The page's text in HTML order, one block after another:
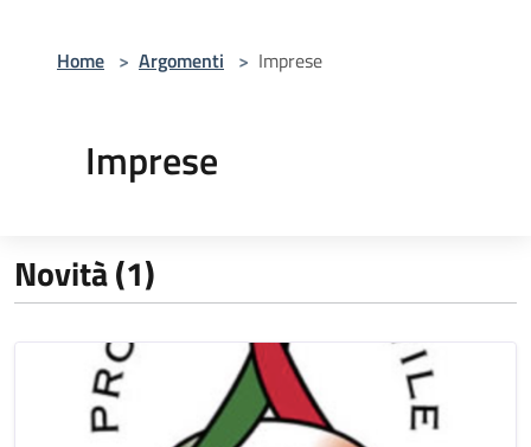
Home > Argomenti > Imprese
Imprese
Novità (1)